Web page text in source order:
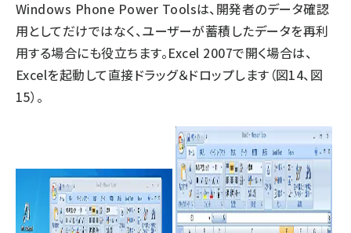
Windows Phone Power Toolsは、開発者のデータ確認
用としてだけではなく、ユーザーが蓄積したデータを再利
用する場合にも役立ちます。Excel 2007で開く場合は、
Excelを起動して直接ドラッグ＆ドロップします（図14、図
15）。